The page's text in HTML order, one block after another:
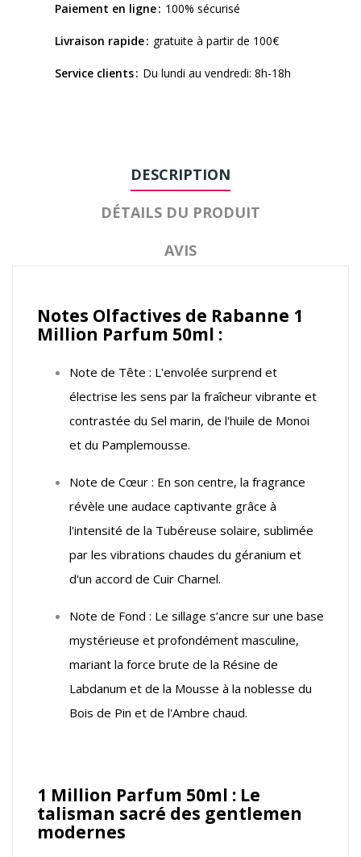
Paiement en ligne 100% sécurisé
Livraison rapide gratuite à partir de 100€
Service clients Du lundi au vendredi: 8h-18h
DESCRIPTION
DÉTAILS DU PRODUIT
AVIS
Notes Olfactives de Rabanne 1
Million Parfum 50ml :
Note de Tête : L'envolée surprend et
électrise les sens par la fraîcheur vibrante et
contrastée du Sel marin, de l'huile de Monoi
et du Pamplemousse.
Note de Cœur : En son centre, la fragrance
révèle une audace captivante grâce à
l'intensité de la Tubéreuse solaire, sublimée
par les vibrations chaudes du géranium et
d'un accord de Cuir Charnel.
Note de Fond : Le sillage s’ancre sur une base
mystérieuse et profondément masculine,
mariant la force brute de la Résine de
Labdanum et de la Mousse à la noblesse du
Bois de Pin et de l'Ambre chaud.
1 Million Parfum 50ml : Le
talisman sacré des gentlemen
modernes